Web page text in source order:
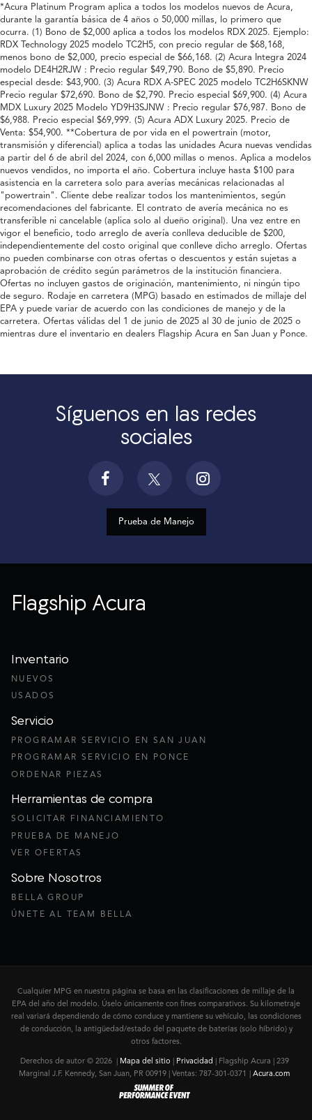
*Acura Platinum Program aplica a todos los modelos nuevos de Acura,
durante la garantía básica de 4 años o 50,000 millas, lo primero que
ocurra. (1) Bono de $2,000 aplica a todos los modelos RDX 2025. Ejemplo:
RDX Technology 2025 modelo TC2H5, con precio regular de $68,168,
menos bono de $2,000, precio especial de $66,168. (2) Acura Integra 2024
modelo DE4H2RJW : Precio regular $49,790. Bono de $5,890. Precio
especial desde: $43,900. (3) Acura RDX A-SPEC 2025 modelo TC2H6SKNW
Precio regular $72,690. Bono de $2,790. Precio especial $69,900. (4) Acura
MDX Luxury 2025 Modelo YD9H3SJNW : Precio regular $76,987. Bono de
$6,988. Precio especial $69,999. (5) Acura ADX Luxury 2025. Precio de
Venta: $54,900. **Cobertura de por vida en el powertrain (motor,
transmisión y diferencial) aplica a todas las unidades Acura nuevas vendidas
a partir del 6 de abril del 2024, con 6,000 millas o menos. Aplica a modelos
nuevos vendidos, no importa el año. Cobertura incluye hasta $100 para
asistencia en la carretera solo para averías mecánicas relacionadas al
"powertrain". Cliente debe realizar todos los mantenimientos, según
recomendaciones del fabricante. El contrato de avería mecánica no es
transferible ni cancelable (aplica solo al dueño original). Una vez entre en
vigor el beneficio, todo arreglo de avería conlleva deducible de $200,
independientemente del costo original que conlleve dicho arreglo. Ofertas
no pueden combinarse con otras ofertas o descuentos y están sujetas a
aprobación de crédito según parámetros de la institución financiera.
Ofertas no incluyen gastos de originación, mantenimiento, ni ningún tipo
de seguro. Rodaje en carretera (MPG) basado en estimados de millaje del
EPA y puede variar de acuerdo con las condiciones de manejo y de la
carretera. Ofertas válidas del 1 de junio de 2025 al 30 de junio de 2025 o
mientras dure el inventario en dealers Flagship Acura en San Juan y Ponce.
Síguenos en las redes
sociales
Prueba de Manejo
Flagship Acura
Inventario
NUEVOS
USADOS
Servicio
PROGRAMAR SERVICIO EN SAN JUAN
PROGRAMAR SERVICIO EN PONCE
ORDENAR PIEZAS
Herramientas de compra
SOLICITAR FINANCIAMIENTO
PRUEBA DE MANEJO
VER OFERTAS
Sobre Nosotros
BELLA GROUP
ÚNETE AL TEAM BELLA
Cualquier MPG en nuestra página se basa en las clasificaciones de millaje de la
EPA del año del modelo. Úselo únicamente con fines comparativos. Su kilometraje
real variará dependiendo de cómo conduce y mantiene su vehículo, las condiciones
de conducción, la antigüedad/estado del paquete de baterías (solo híbrido) y
otros factores.
Derechos de autor © 2026 | Mapa del sitio | Privacidad | Flagship Acura |239
Marginal J.F. Kennedy, San Juan, PR 00919 | Ventas: 787-301-0371 | Acura.com